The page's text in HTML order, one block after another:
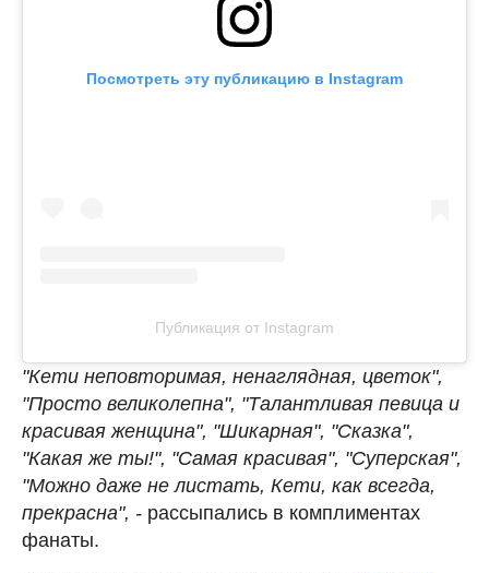
Посмотреть эту публикацию в Instagram
Публикация от Instagram
"Кети неповторимая, ненаглядная, цветок",
"Просто великолепна", "Талантливая певица и
красивая женщина", "Шикарная", "Сказка",
"Какая же ты!", "Самая красивая", "Суперская",
"Можно даже не листать, Кети, как всегда,
прекрасна", - рассыпались в комплиментах
фанаты.